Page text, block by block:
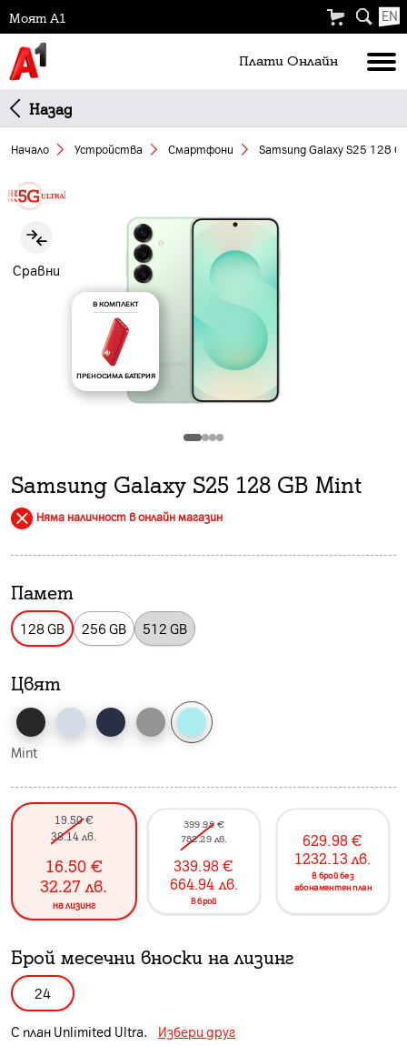
Моят А1 EN
Плати Oнлайн
Назад
Начало Устройства Смартфони Samsung Galaxy S25 128
Сравни
В КОМПЛЕКТ
ПРЕНОСИМА БАТЕРИЯ
Samsung Galaxy S25 128 GB Mint
Няма наличност в онлайн магазин
Памет
128 GB 256 GB 512 GB
Цвят
Mint
19.50€
38.14 лв.
16.50 €
32.27 лв.
на лизинг
399.98 €
782.29лв.
339.98 €
664.94 лв.
в брой
629.98 €
1232.13 лв.
в брой без
абонаментен план
Брой месечни вноски на лизинг
24
С план Unlimited Ultra. Избери друг